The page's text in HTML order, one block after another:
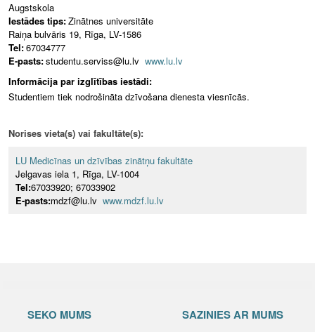
Augstskola
Iestādes tips:Zinātnes universitāte
Raiņa bulvāris 19, Rīga, LV-1586
Tel:67034777
E-pasts:studentu.serviss@lu.lv www.lu.lv
Informācija par izglītības iestādi:
Studentiem tiek nodrošināta dzīvošana dienesta viesnīcās.
Norises vieta(s) vai fakultāte(s):
LU Medicīnas un dzīvības zinātņu fakultāte
Jelgavas iela 1, Rīga, LV-1004
Tel:67033920; 67033902
E-pasts:mdzf@lu.lv www.mdzf.lu.lv
SEKO MUMS SAZINIES AR MUMS